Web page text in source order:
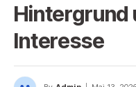
Interesse